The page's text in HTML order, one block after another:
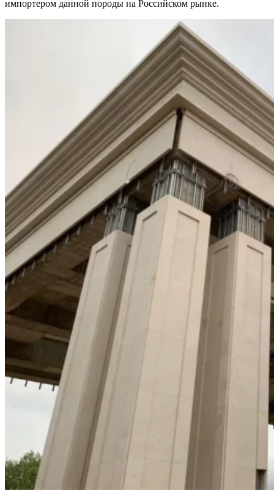
импортером данной породы на Российском рынке.